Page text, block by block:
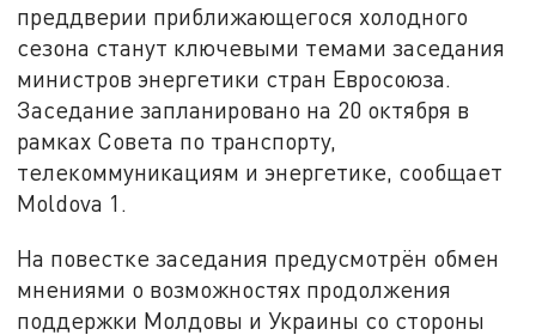
преддверии приближающегося холодного
сезона станут ключевыми темами заседания
министров энергетики стран Евросоюза.
Заседание запланировано на 20 октября в
рамках Совета по транспорту,
телекоммуникациям и энергетике, сообщает
Moldova 1.
На повестке заседания предусмотрён обмен
мнениями о возможностях продолжения
поддержки Молдовы и Украины со стороны